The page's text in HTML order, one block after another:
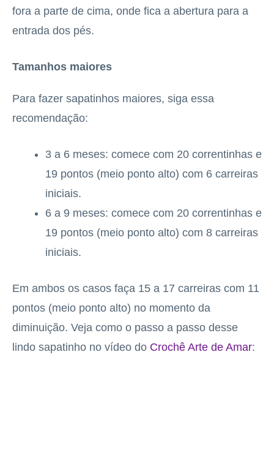
fora a parte de cima, onde fica a abertura para a
entrada dos pés.
Tamanhos maiores
Para fazer sapatinhos maiores, siga essa
recomendação:
3 a 6 meses: comece com 20 correntinhas e
19 pontos (meio ponto alto) com 6 carreiras
iniciais.
6 a 9 meses: comece com 20 correntinhas e
19 pontos (meio ponto alto) com 8 carreiras
iniciais.
Em ambos os casos faça 15 a 17 carreiras com 11
pontos (meio ponto alto) no momento da
diminuição. Veja como o passo a passo desse
lindo sapatinho no vídeo do Crochê Arte de Amar: